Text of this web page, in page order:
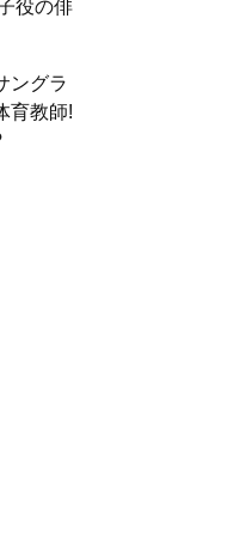
役の俳
ングラ
育教師!